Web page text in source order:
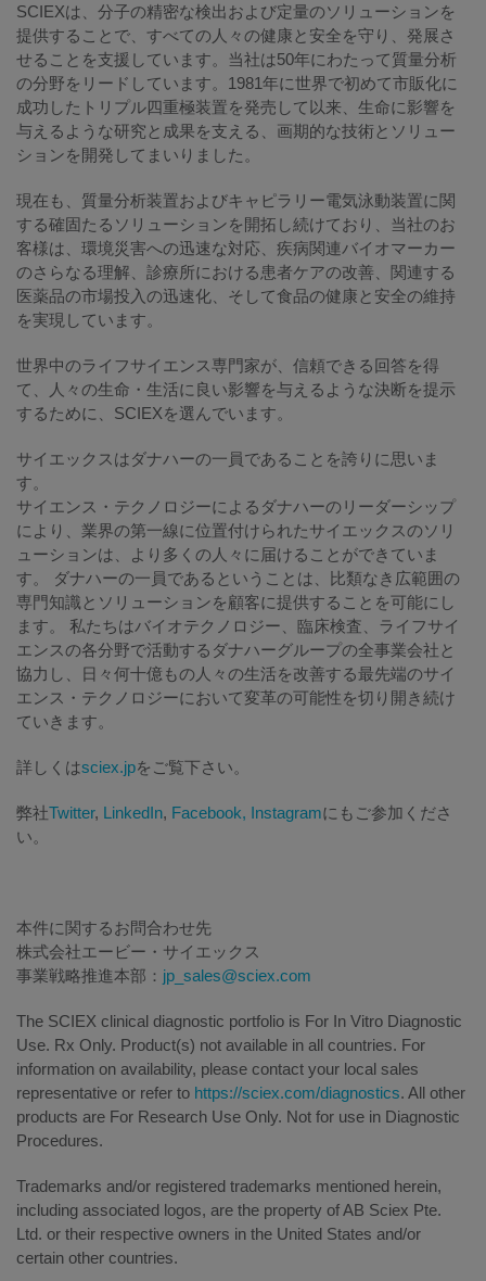
SCIEXは、分子の精密な検出および定量のソリューションを
提供することで、すべての人々の健康と安全を守り、発展さ
せることを支援しています。当社は50年にわたって質量分析
の分野をリードしています。1981年に世界で初めて市販化に
成功したトリプル四重極装置を発売して以来、生命に影響を
与えるような研究と成果を支える、画期的な技術とソリュー
ションを開発してまいりました。
現在も、質量分析装置およびキャピラリー電気泳動装置に関
する確固たるソリューションを開拓し続けており、当社のお
客様は、環境災害への迅速な対応、疾病関連バイオマーカー
のさらなる理解、診療所における患者ケアの改善、関連する
医薬品の市場投入の迅速化、そして食品の健康と安全の維持
を実現しています。
世界中のライフサイエンス専門家が、信頼できる回答を得
て、人々の生命・生活に良い影響を与えるような決断を提示
するために、SCIEXを選んでいます。
サイエックスはダナハーの一員であることを誇りに思いま
す。
サイエンス・テクノロジーによるダナハーのリーダーシップ
により、業界の第一線に位置付けられたサイエックスのソリ
ューションは、より多くの人々に届けることができていま
す。 ダナハーの一員であるということは、比類なき広範囲の
専門知識とソリューションを顧客に提供することを可能にし
ます。 私たちはバイオテクノロジー、臨床検査、ライフサイ
エンスの各分野で活動するダナハーグループの全事業会社と
協力し、日々何十億もの人々の生活を改善する最先端のサイ
エンス・テクノロジーにおいて変革の可能性を切り開き続け
ていきます。
詳しくはsciex.jpをご覧下さい。
弊社Twitter, LinkedIn, Facebook, Instagramにもご参加くださ
い。
本件に関するお問合わせ先
株式会社エービー・サイエックス
事業戦略推進本部： jp_sales@sciex.com
The SCIEX clinical diagnostic portfolio is For In Vitro Diagnostic
Use. Rx Only. Product(s) not available in all countries. For
information on availability, please contact your local sales
representative or refer to https://sciex.com/diagnostics. All other
products are For Research Use Only. Not for use in Diagnostic
Procedures.
Trademarks and/or registered trademarks mentioned herein,
including associated logos, are the property of AB Sciex Pte.
Ltd. or their respective owners in the United States and/or
certain other countries.